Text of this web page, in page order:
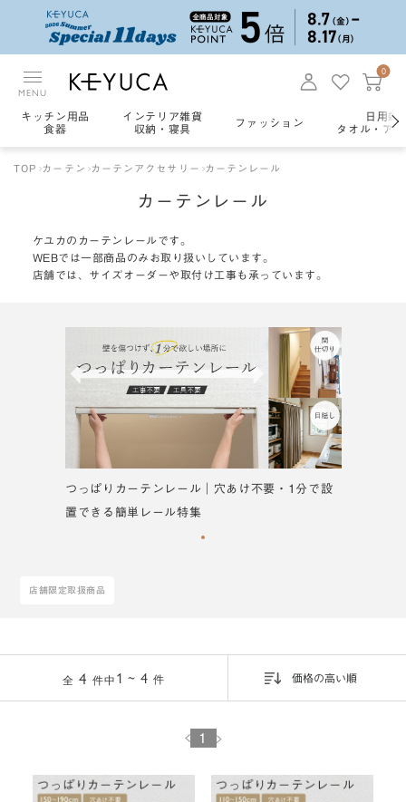
MENU
0
キッチン用品
食器
インテリア雑貨
収納・寝具
ファッション
日用雑
タオル・ア
TOP カーテン カーテンアクセサリー カーテンレール
カーテンレール
ケユカのカーテンレールです。
WEBでは一部商品のみお取り扱いしています。
店舗では、サイズオーダーや取付け工事も承っています。
つっぱりカーテンレール｜穴あけ不要・1分で設
置できる簡単レール特集
店舗限定取扱商品
全 4 件中1 ~ 4 件
1
価格の高い順